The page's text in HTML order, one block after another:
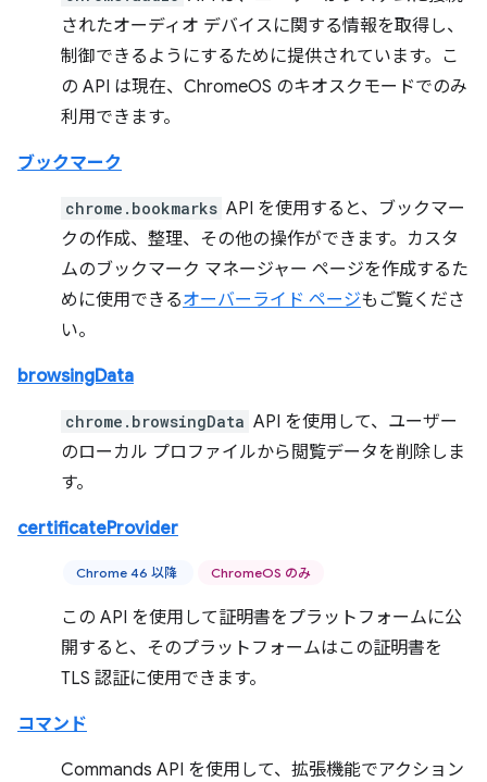
されたオーディオ デバイスに関する情報を取得し、
制御できるようにするために提供されています。こ
の API は現在、ChromeOS のキオスクモードでのみ
利用できます。
ブックマーク
chrome.bookmarks API を使用すると、ブックマー
クの作成、整理、その他の操作ができます。カスタ
ムのブックマーク マネージャー ページを作成するた
めに使用できるオーバーライド ページもご覧くださ
い。
browsingData
chrome.browsingData API を使用して、ユーザー
のローカル プロファイルから閲覧データを削除しま
す。
certificateProvider
Chrome 46 以降 ChromeOS のみ
この API を使用して証明書をプラットフォームに公
開すると、そのプラットフォームはこの証明書を
TLS 認証に使用できます。
コマンド
Commands API を使用して、拡張機能でアクション